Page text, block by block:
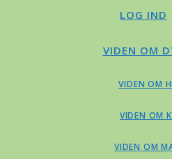
LOG IND
VIDEN OM
VIDEN OM
VIDEN OM
VIDEN OM